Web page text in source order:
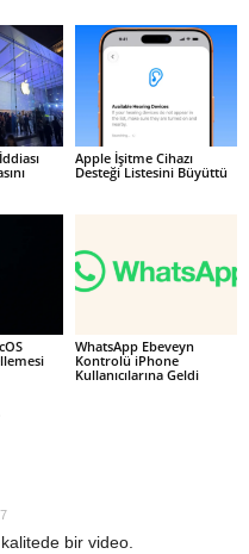
Apple İşitme Cihazı
Desteği Listesini Büyüttü
WhatsApp Ebeveyn
Kontrolü iPhone
Kullanıcılarına Geldi
bir video.